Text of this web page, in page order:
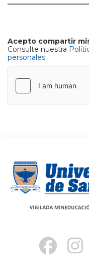
Acepto compartir
Consulte nuestra
personales